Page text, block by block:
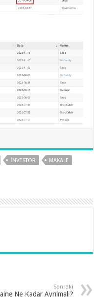
INVESTOR
MAKALE
Sonraki
Ne Kadar Ayrılmalı?